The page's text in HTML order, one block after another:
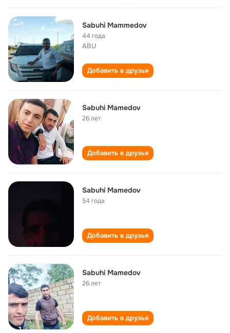
Sabuhi Mammedov
44 года
ABU
Добавить в друзья
Səbuhi Mamedov
26 лет
Добавить в друзья
Sabuhi Mamedov
54 года
Добавить в друзья
Sabuhi Mamedov
26 лет
Добавить в друзья